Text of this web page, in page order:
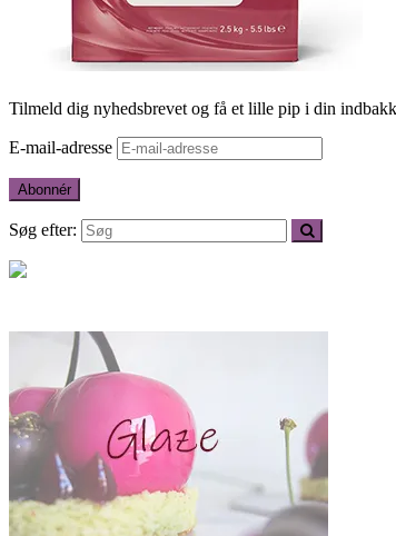
Tilmeld dig nyhedsbrevet og få et lille pip i din
E-mail-adresse
Abonnér
Søg efter: